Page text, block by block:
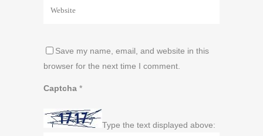
Save my name, email, and website in this
browser for the next time I comment.
Captcha *
Type the text displayed above: